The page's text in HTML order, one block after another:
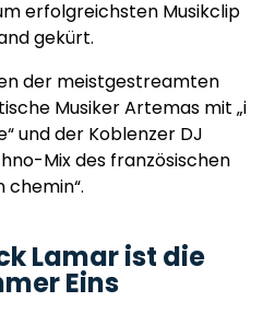
erfolgreichsten Musikclip
gekürt.
der meistgestreamten
Musiker Artemas mit „i
und der Koblenzer DJ
Mix des französischen
chemin“.
Lamar ist die
Eins